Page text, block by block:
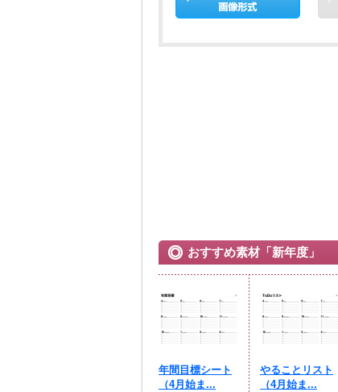
おすすめ素材「新年度」
年間目標シート
（4月始ま...
やることリスト
（4月始ま...